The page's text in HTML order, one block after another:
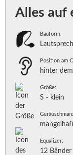
Alles auf
Bauform:
Position am
hinter
Größe:
S - klein
Equalizer:
12 Bänder